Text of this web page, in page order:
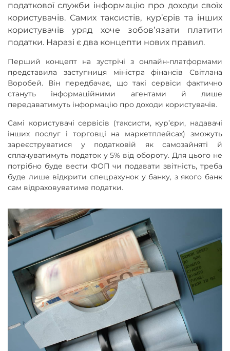
податкової служби інформацію про доходи своїх
користувачів. Самих таксистів, кур’єрів та інших
користувачів уряд хоче зобовʼязати платити
податки. Наразі є два концепти нових правил.
Перший концепт на зустрічі з онлайн-платформами
представила заступниця міністра фінансів Світлана
Воробей. Він передбачає, що такі сервіси фактично
стануть інформаційними агентами й лише
передаватимуть інформацію про доходи користувачів.
Самі користувачі сервісів (таксисти, кур’єри, надавачі
інших послуг і торговці на маркетплейсах) зможуть
зареєструватися у податковій як самозайняті й
сплачуватимуть податок у 5% від обороту. Для цього не
потрібно буде вести ФОП чи подавати звітність, треба
буде лише відкрити спецрахунок у банку, з якого банк
сам відраховуватиме податки.